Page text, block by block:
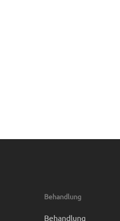
Behandlung
Behandlung